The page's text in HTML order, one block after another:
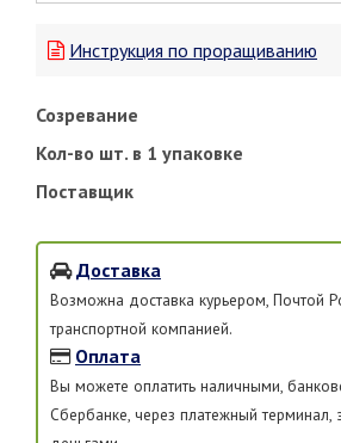
Инструкция по проращиванию
Созревание
Кол-во шт. в 1 упаковке
Поставщик
Доставка
Возможна доставка курьером, Почтой
транспортной компанией.
Оплата
Вы можете оплатить наличными,
Сбербанке, через платежный терминал,